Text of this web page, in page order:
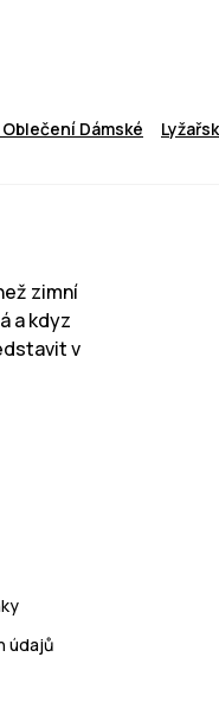
Oblečení Dámské
zimní
a kdyz
v
údajů